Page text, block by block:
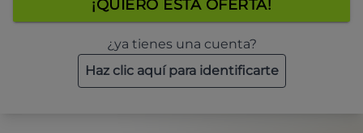
¡QUIERO ESTA OFERTA!
¿ya tienes una cuenta?
Haz clic aquí para identificarte